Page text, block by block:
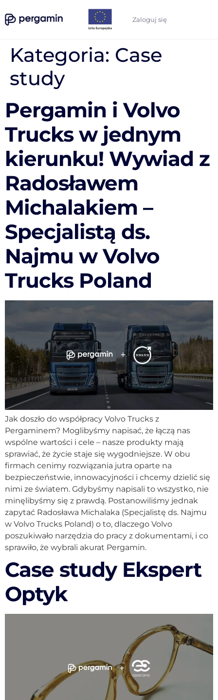
Zaloguj się
Kategoria: Case
study
Pergamin i Volvo
Trucks w jednym
kierunku! Wywiad z
Radosławem
Michalakiem –
Specjalistą ds.
Najmu w Volvo
Trucks Poland
Jak doszło do współpracy Volvo Trucks z
Pergaminem? Moglibyśmy napisać, że łączą nas
wspólne wartości i cele – nasze produkty mają
sprawiać, że życie staje się wygodniejsze. W obu
firmach cenimy rozwiązania jutra oparte na
bezpieczeństwie, innowacyjności i chcemy dzielić się
nimi ze światem. Gdybyśmy napisali to wszystko, nie
minęlibyśmy się z prawdą. Postanowiliśmy jednak
zapytać Radosława Michalaka (Specjalistę ds. Najmu
w Volvo Trucks Poland) o to, dlaczego Volvo
poszukiwało narzędzia do pracy z dokumentami, i co
sprawiło, że wybrali akurat Pergamin.
Case study Ekspert
Optyk